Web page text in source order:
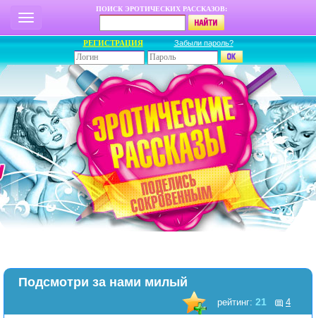
ПОИСК ЭРОТИЧЕСКИХ РАССКАЗОВ:
РЕГИСТРАЦИЯ Забыли пароль?
Подсмотри за нами милый
рейтинг: 21 4